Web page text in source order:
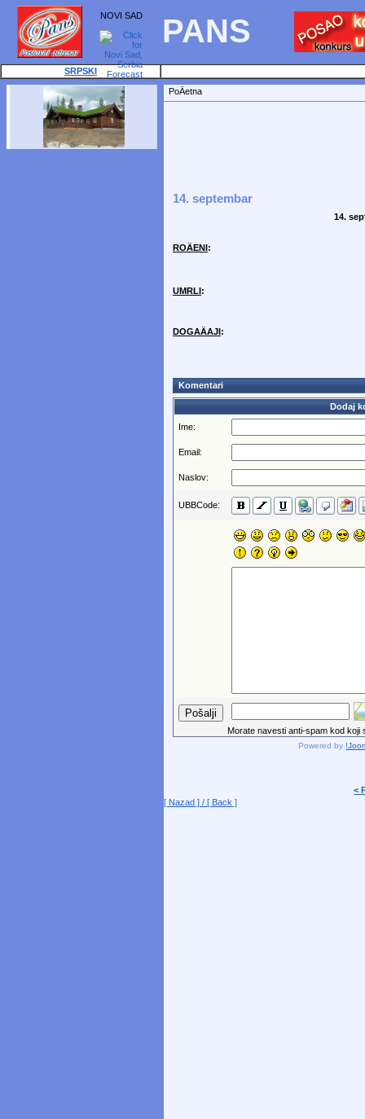
NOVI SAD PANS
SRPSKI
PoÄetna
14. septembar
14.
ROÄENI:
UMRLI:
DOGAÄAJI:
Komentari
Dodaj
Ime:
Email:
Naslov:
UBBCode:
Morate navesti anti-spam kod koji
Powered by
<
[ Nazad ] / [ Back ]